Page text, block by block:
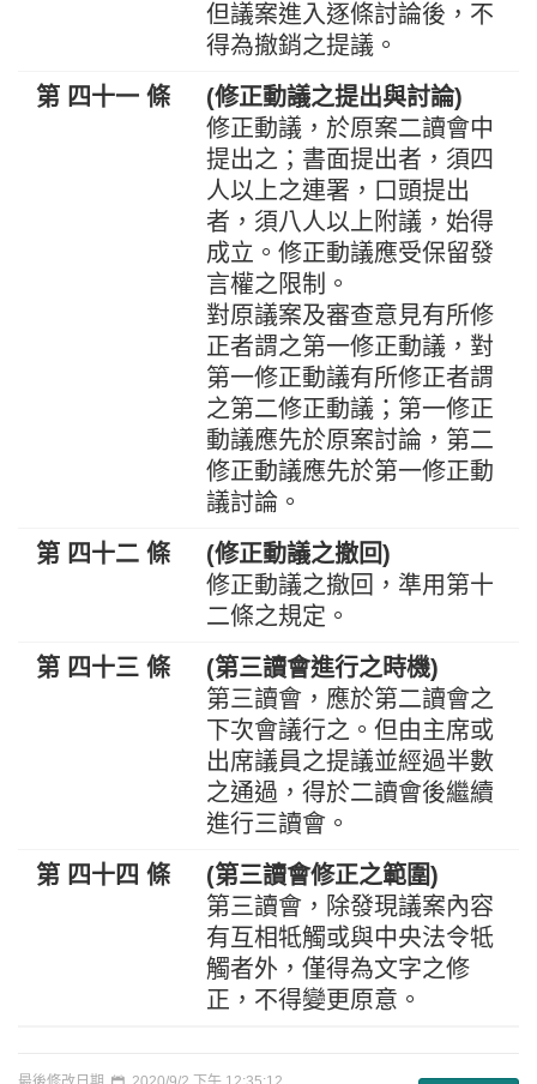
但議案進入逐條討論後，不
得為撤銷之提議。
第 四十一 條
(修正動議之提出與討論)
修正動議，於原案二讀會中
提出之；書面提出者，須四
人以上之連署，口頭提出
者，須八人以上附議，始得
成立。修正動議應受保留發
言權之限制。
對原議案及審查意見有所修
正者謂之第一修正動議，對
第一修正動議有所修正者謂
之第二修正動議；第一修正
動議應先於原案討論，第二
修正動議應先於第一修正動
議討論。
第 四十二 條
(修正動議之撤回)
修正動議之撤回，準用第十
二條之規定。
第 四十三 條
(第三讀會進行之時機)
第三讀會，應於第二讀會之
下次會議行之。但由主席或
出席議員之提議並經過半數
之通過，得於二讀會後繼續
進行三讀會。
第 四十四 條
(第三讀會修正之範圍)
第三讀會，除發現議案內容
有互相牴觸或與中央法令牴
觸者外，僅得為文字之修
正，不得變更原意。